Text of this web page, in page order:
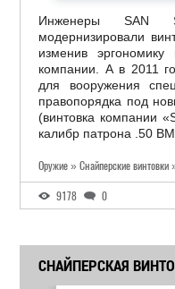
Инженеры SAN
модернизировали
изменив
компании. А в 2011
для вооружения
правопорядка под
(винтовка компании
калибр патрона .50
Оружие » Снайперские
9178 0
СНАЙПЕРСКАЯ